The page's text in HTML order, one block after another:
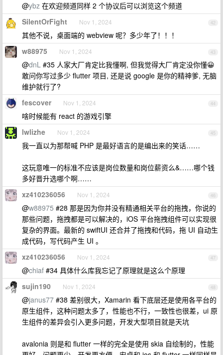
@ybz 在欢迎频道同样 2 个协议后可以浏览这个频道
42
SilentOrFight Nov 1, 2024
其他不说，桌面端的 webview 呢？多少年了！！！
43
w88975 Nov 1, 2024
@dnL #35 人家大厂肯定比我懂啊, 但我觉得大厂肯定没你懂😀
敢问你写过多少 flutter 项目, 还是说 google 是你的精神爹, 无脑
维护就行了?
44
fescover Nov 1, 2024
啥时候能有 react 的游戏引擎
45
lwlizhe Nov 1, 2024
我一直以为那帮喊 PHP 是最好语言的是编出来的笑话……
这玩意唯一的标准不应该是岗位数量和岗位薪资么&……哪个钱
多好晋升选哪个啊……
46
xz410236056 Nov 1, 2024
@w88975 #28 那是因为你并没有精通相关平台的拖拽，你说的
那些问题，拖拽都是可以解决的，iOS 平台拖拽组件可以实现很
复杂的界面。最新的 swiftUI 还合并了拖拽和代码，拖 UI 自动生
成代码，写代码产生 UI 。
47
xz410236056 Nov 1, 2024
@chiaf #34 具体什么库我忘记了原理就是这么个原理
48
sujin190 Nov 1, 2024
@janus77 #38 差别很大，Xamarin 看下底层还是使用各平台的
原生组件，这种问题太多了，性能也不行，一致性也很差，ui 原
生组件的差异会引入更多问题，开发大型项目就是天坑
avalonia 则是和 flutter 一样的完全是使用 skia 自绘制的，性能